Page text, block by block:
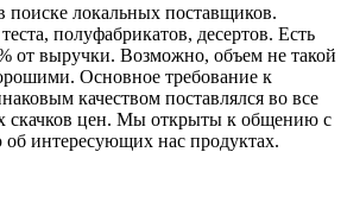
локальных поставщиков.
полуфабрикатов, десертов. Есть
от выручки. Возможно, объем не такой
Основное требование к
качеством поставлялся во все
скачков цен. Мы открыты к общению с
интересующих нас продуктах.